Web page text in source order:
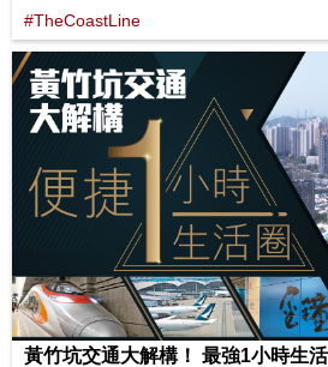
#TheCoastLine